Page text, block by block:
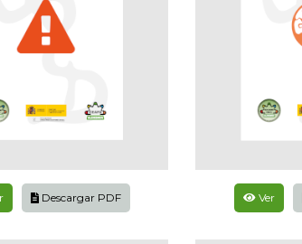
Descargar PDF Ver